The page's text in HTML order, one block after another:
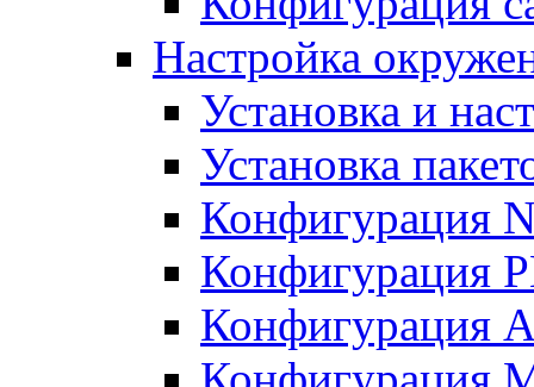
Настройка
Установка и
Установка
Конфигурация
Конфигурация
Конфигурация